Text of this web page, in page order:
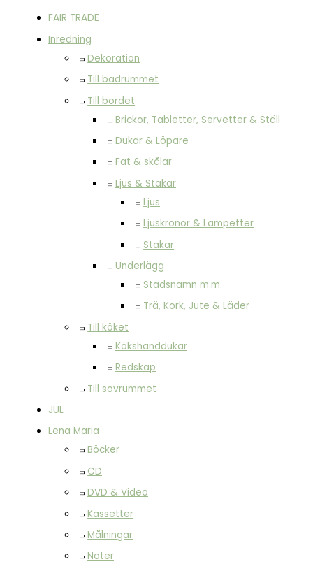
FAIR TRADE
Inredning
Dekoration
Till badrummet
Till bordet
Brickor, Tabletter, Servetter & Ställ
Dukar & Löpare
Fat & skålar
Ljus & Stakar
Ljus
Ljuskronor & Lampetter
Stakar
Underlägg
Stadsnamn m.m.
Trä, Kork, Jute & Läder
Till köket
Kökshanddukar
Redskap
Till sovrummet
JUL
Lena Maria
Böcker
CD
DVD & Video
Kassetter
Målningar
Noter